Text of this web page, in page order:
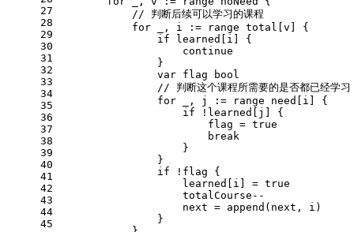
27
28
29
30
31
32
33
34
35
36
37
38
39
40
41
42
43
44
45
// 判断后续可以学习的课程
for _, i := range total[v] {
if learned[i] {
continue
                }
var flag
bool
// 判断这个课程所需要的是否都已经学习
for _, j := range need[i] {
if !learned[j] {
                        flag =
true
break
                    }
                }
if !flag {
                    learned[i] =
true
                    totalCourse--
                    next =
append (next, i)
                }